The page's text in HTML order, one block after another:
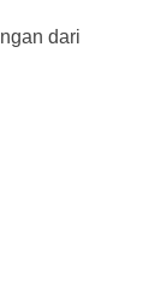
dari